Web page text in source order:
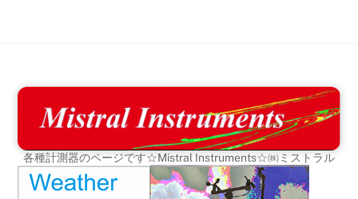
各種計測器のページです☆Mistral Instruments☆㈱ミストラル